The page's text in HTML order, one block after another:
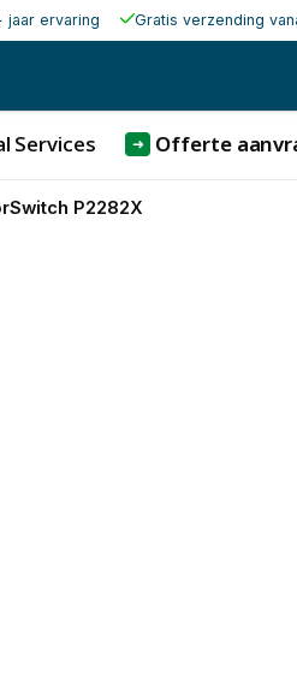
jaar ervaring Gratis verzending
Services ➜ Offerte
P2282X